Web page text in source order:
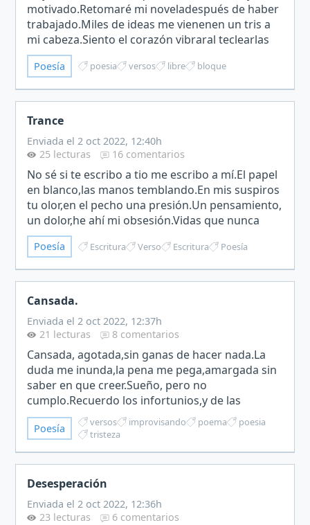
motivado.Retomaré mi noveladespués de haber
trabajado.Miles de ideas me vienenen un tris a
mi cabeza.Siento el corazón vibraral teclearlas
en mi testa.¡Dios mío, que nerviosismo!¡Necesito
escribir ya!…
Poesía poesia versos libre bloque
Trance
Enviada el 2 oct 2022, 12:40h
25 lecturas
16 comentarios
No sé si te escribo a tio me escribo a mí.El papel
en blanco,las manos temblando.En mis suspiros
tu olor,en el pecho una presión.Un pensamiento,
un dolor,he ahí mi obsesión.Vidas que nunca
vivo.Escenarios que solo describo.Diálogos que
nunca…
Poesía Escritura Verso Escritura Poesía
Cansada.
Enviada el 2 oct 2022, 12:37h
21 lecturas
8 comentarios
Cansada, agotada,sin ganas de hacer nada.La
duda me inunda,la pena me pega,amargada sin
saber en que creer.Sueño, pero no
cumplo.Recuerdo los infortunios,y de las
alegrías todos se olvidan.Atrapada en un
circulo,en una tela de araña.Estancada…
Poesía versos improvisando poema
poesia
tristeza
Desesperación
Enviada el 2 oct 2022, 12:36h
23 lecturas
6 comentarios